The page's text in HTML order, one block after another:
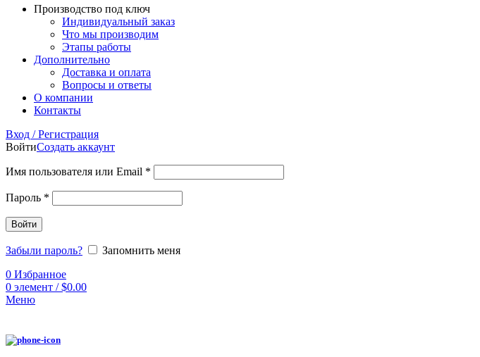
Производство под ключ
Индивидуальный заказ
Что мы производим
Этапы работы
Дополнительно
Доставка и оплата
Вопросы и ответы
О компании
Контакты
Вход / Регистрация
ВойтиСоздать аккаунт
Имя пользователя или Email *
Пароль *
Войти
Забыли пароль?
Запомнить меня
0 Избранное
0 элемент / $0.00
Меню